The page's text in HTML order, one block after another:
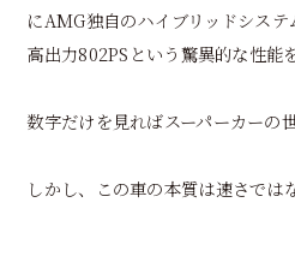
にAMG独自のハイブリッドシス
高出力802PSという驚異的な性能
数字だけを見ればスーパーカーの
しかし、この車の本質は速さでは